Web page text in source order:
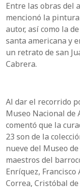
Entre las obras del
mencionó la pintura
autor, así como la de
santa americana y
un retrato de san
Cabrera.
Al dar el recorrido
Museo Nacional de
comentó que la
23 son de la
nueve del Museo
maestros del
Enríquez, Francisco
Correa, Cristóbal